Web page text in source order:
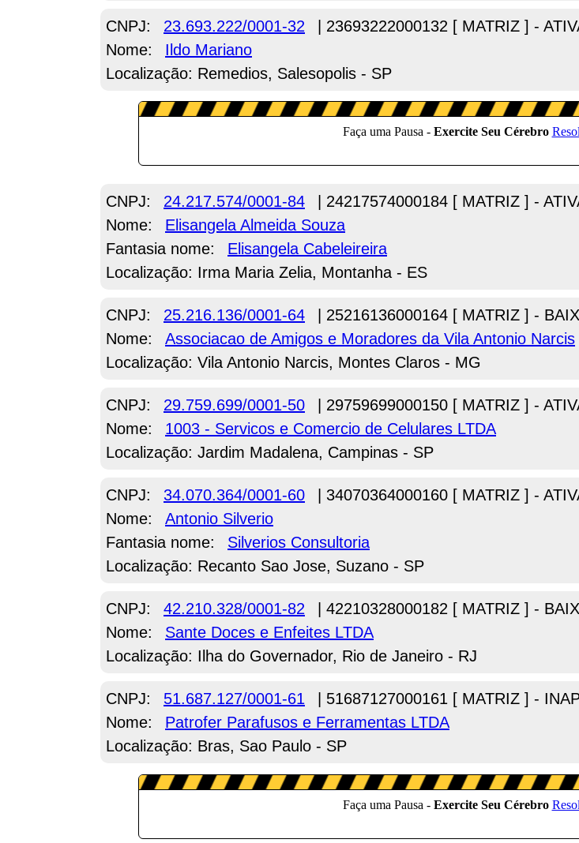
CNPJ: 23.693.222/0001-32
| 23693222000132 [ MATRIZ ] -
Nome:
Ildo Mariano
Localização: Remedios, Salesopolis - SP
CNPJ: 24.217.574/0001-84
| 24217574000184 [ MATRIZ ] -
Nome:
Elisangela Almeida Souza
Fantasia nome:
Elisangela Cabeleireira
Localização: Irma Maria Zelia, Montanha - ES
CNPJ: 25.216.136/0001-64
| 25216136000164 [ MATRIZ ] -
Nome:
Associacao de Amigos e Moradores da Vila Antonio Narcis
Localização: Vila Antonio Narcis, Montes Claros - MG
CNPJ: 29.759.699/0001-50
| 29759699000150 [ MATRIZ ] -
Nome:
1003 - Servicos e Comercio de Celulares LTDA
Localização: Jardim Madalena, Campinas - SP
CNPJ: 34.070.364/0001-60
| 34070364000160 [ MATRIZ ] -
Nome:
Antonio Silverio
Fantasia nome:
Silverios Consultoria
Localização: Recanto Sao Jose, Suzano - SP
CNPJ: 42.210.328/0001-82
| 42210328000182 [ MATRIZ ] -
Nome:
Sante Doces e Enfeites LTDA
Localização: Ilha do Governador, Rio de Janeiro - RJ
CNPJ: 51.687.127/0001-61
| 51687127000161 [ MATRIZ ] -
Nome:
Patrofer Parafusos e Ferramentas LTDA
Localização: Bras, Sao Paulo - SP